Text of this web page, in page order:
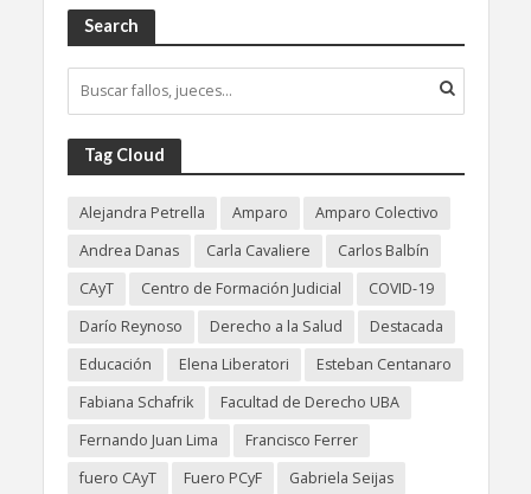
Search
Tag Cloud
Alejandra Petrella Amparo
Amparo Colectivo
Andrea Danas
Carla Cavaliere
Carlos Balbín
CAyT
Centro de Formación Judicial
COVID-19
Darío Reynoso
Derecho a la Salud
Destacada
Educación
Elena Liberatori
Esteban Centanaro
Fabiana Schafrik
Facultad de Derecho UBA
Fernando Juan Lima
Francisco Ferrer
fuero CAyT
Fuero PCyF
Gabriela Seijas